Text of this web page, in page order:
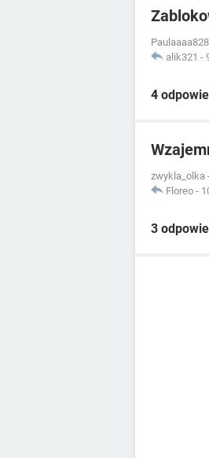
alik321 -
4
zwykla_olka
Floreo -
3